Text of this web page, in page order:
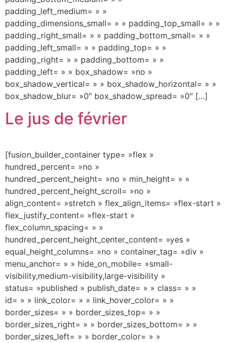
padding_left_medium= » »
padding_dimensions_small= » » padding_top_small= » »
padding_right_small= » » padding_bottom_small= » »
padding_left_small= » » padding_top= » »
padding_right= » » padding_bottom= » »
padding_left= » » box_shadow= »no »
box_shadow_vertical= » » box_shadow_horizontal= » »
box_shadow_blur= »0″ box_shadow_spread= »0″ […]
Le jus de février
[fusion_builder_container type= »flex »
hundred_percent= »no »
hundred_percent_height= »no » min_height= » »
hundred_percent_height_scroll= »no »
align_content= »stretch » flex_align_items= »flex-start »
flex_justify_content= »flex-start »
flex_column_spacing= » »
hundred_percent_height_center_content= »yes »
equal_height_columns= »no » container_tag= »div »
menu_anchor= » » hide_on_mobile= »small-
visibility,medium-visibility,large-visibility »
status= »published » publish_date= » » class= » »
id= » » link_color= » » link_hover_color= » »
border_sizes= » » border_sizes_top= » »
border_sizes_right= » » border_sizes_bottom= » »
border_sizes_left= » » border_color= » »